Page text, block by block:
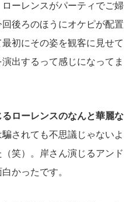
ーレンスがパーティでご婦
後ろのほうにオケピが配置
初にその姿を観客に見せて
出するって感じになってま
ローレンスのなんと華麗な
騙されても不思議じゃないよ
笑）。岸さん演じるアンド
かったです。